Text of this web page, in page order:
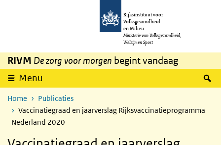
Overslaan en naar de inhoud gaan
Rijksinstituut voor
Volksgezondheid
en Milieu
Ministerie van Volksgezondheid,
Welzijn en Sport
RIVM De zorg voor morgen begint vandaag
Menu
Home
Publicaties
Vaccinatiegraad en jaarverslag Rijksvaccinatieprogramma
Nederland 2020